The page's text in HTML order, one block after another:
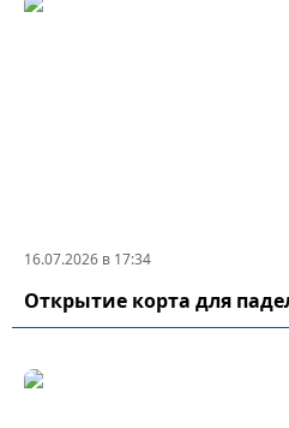
16.07.2026 в 17:34
Открытие корта для